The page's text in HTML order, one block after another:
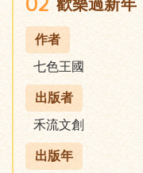
歡樂過新年
作者
七色王國
出版者
禾流文創
出版年